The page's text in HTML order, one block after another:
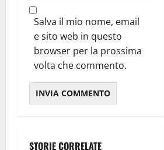
Salva il mio nome, email
e sito web in questo
browser per la prossima
volta che commento.
STORIE CORRELATE